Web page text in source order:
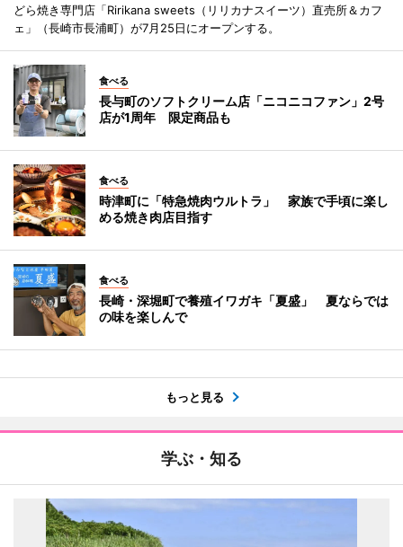
どら焼き専門店「Ririkana sweets（リリカナスイーツ）直売所＆カフ
ェ」（長崎市長浦町）が7月25日にオープンする。
食べる
長与町のソフトクリーム店「ニコニコファン」2号
店が1周年 限定商品も
食べる
時津町に「特急焼肉ウルトラ」 家族で手頃に楽し
める焼き肉店目指す
食べる
長崎・深堀町で養殖イワガキ「夏盛」 夏ならでは
の味を楽しんで
もっと見る
学ぶ・知る